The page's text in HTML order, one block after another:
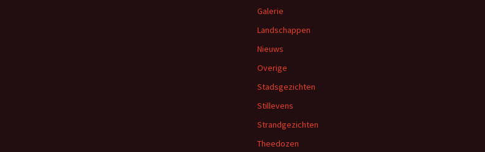
Galerie
Landschappen
Nieuws
Overige
Stadsgezichten
Stillevens
Strandgezichten
Theedozen